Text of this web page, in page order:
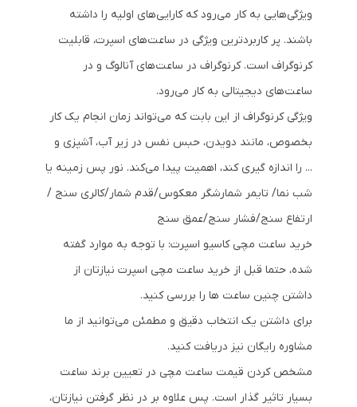
ویژگی‌هایی به کار می‌رود که کارایی‌های اولیه را داشته
باشند. پر کاربرد‌ترین ویژگی در ساعت‌های اسپرت، قابلیت
کرنوگراف است. کرنوگراف در ساعت‌های آنالوگ و در
ساعت‌های دیجیتالی به کار می‌رود.
ویژگی کرنوگراف از این بابت که می‌تواند زمان انجام یک کار
بخصوص، مانند دویدن، حبس نفس در زیر آب، آشپزی و
... را اندازه گیری کند، اهمیت پیدا می‌کند. نور پس زمینه یا
شب نما/ تایمر شمارشگر معکوس/قدم شمار/کالری سنج /
ارتفاع سنج/فشار سنج/عمق سنج
خرید ساعت مچی کاسیو اسپرت: با توجه به موارد گفته
شده، حتما قبل از خرید ساعت مچی اسپرت نیازتان از
داشتن چنین ساعت ها را بررسی کنید.
برای داشتن یک انتخاب دقیق و مطمئن می‌توانید از ما
مشاوره رایگان نیز دریافت کنید.
مشخص کردن قیمت ساعت مچی در تعیین برند ساعت
بسیار تاثیر گذار است. پس علاوه بر در نظر گرفتن نیازتان،